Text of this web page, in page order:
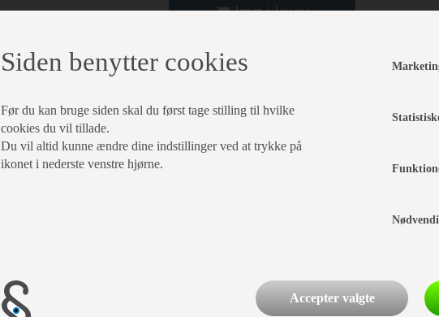
læg i kurv
Siden benytter cookies
Før du kan bruge siden skal du først tage stilling til hvilke
cookies du vil tillade.
Du vil altid kunne ændre dine indstillinger ved at trykke på
ikonet i nederste venstre hjørne.
Accepter valgte